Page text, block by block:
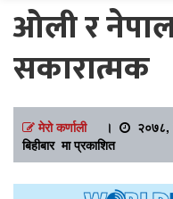
ओली र
सकारात्मक
मेरो कर्णाली।
२०७८,
बिहीबार मा प्रकाशित